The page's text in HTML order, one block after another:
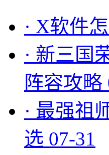
· X软件
· 新三国
阵容攻略
· 最强祖
选 07-31